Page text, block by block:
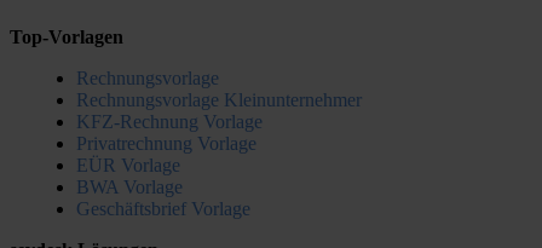
Top-Vorlagen
Rechnungsvorlage
Rechnungsvorlage Kleinunternehmer
KFZ-Rechnung Vorlage
Privatrechnung Vorlage
EÜR Vorlage
BWA Vorlage
Geschäftsbrief Vorlage